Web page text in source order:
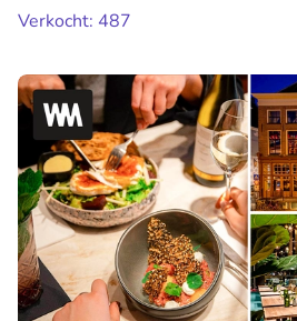
Verkocht: 487